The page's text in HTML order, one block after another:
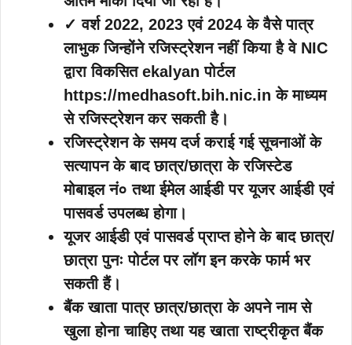
✓ वर्श 2022, 2023 एवं 2024 के वैसे पात्र
लाभुक जिन्होंने रजिस्ट्रेशन नहीं किया है वे NIC
द्वारा विकसित ekalyan पोर्टल
https://medhasoft.bih.nic.in के माध्यम
से रजिस्ट्रेशन कर सकती है।
रजिस्ट्रेशन के समय दर्ज कराई गई सूचनाओं के
सत्यापन के बाद छात्र/छात्रा के रजिस्टेड
मोबाइल नं० तथा ईमेल आईडी पर यूजर आईडी एवं
पासवर्ड उपलब्ध होगा।
यूजर आईडी एवं पासवर्ड प्राप्त होने के बाद छात्र/
छात्रा पुनः पोर्टल पर लॉग इन करके फार्म भर
सकती हैं।
बैंक खाता पात्र छात्र/छात्रा के अपने नाम से
खुला होना चाहिए तथा यह खाता राष्ट्रीकृत बैंक